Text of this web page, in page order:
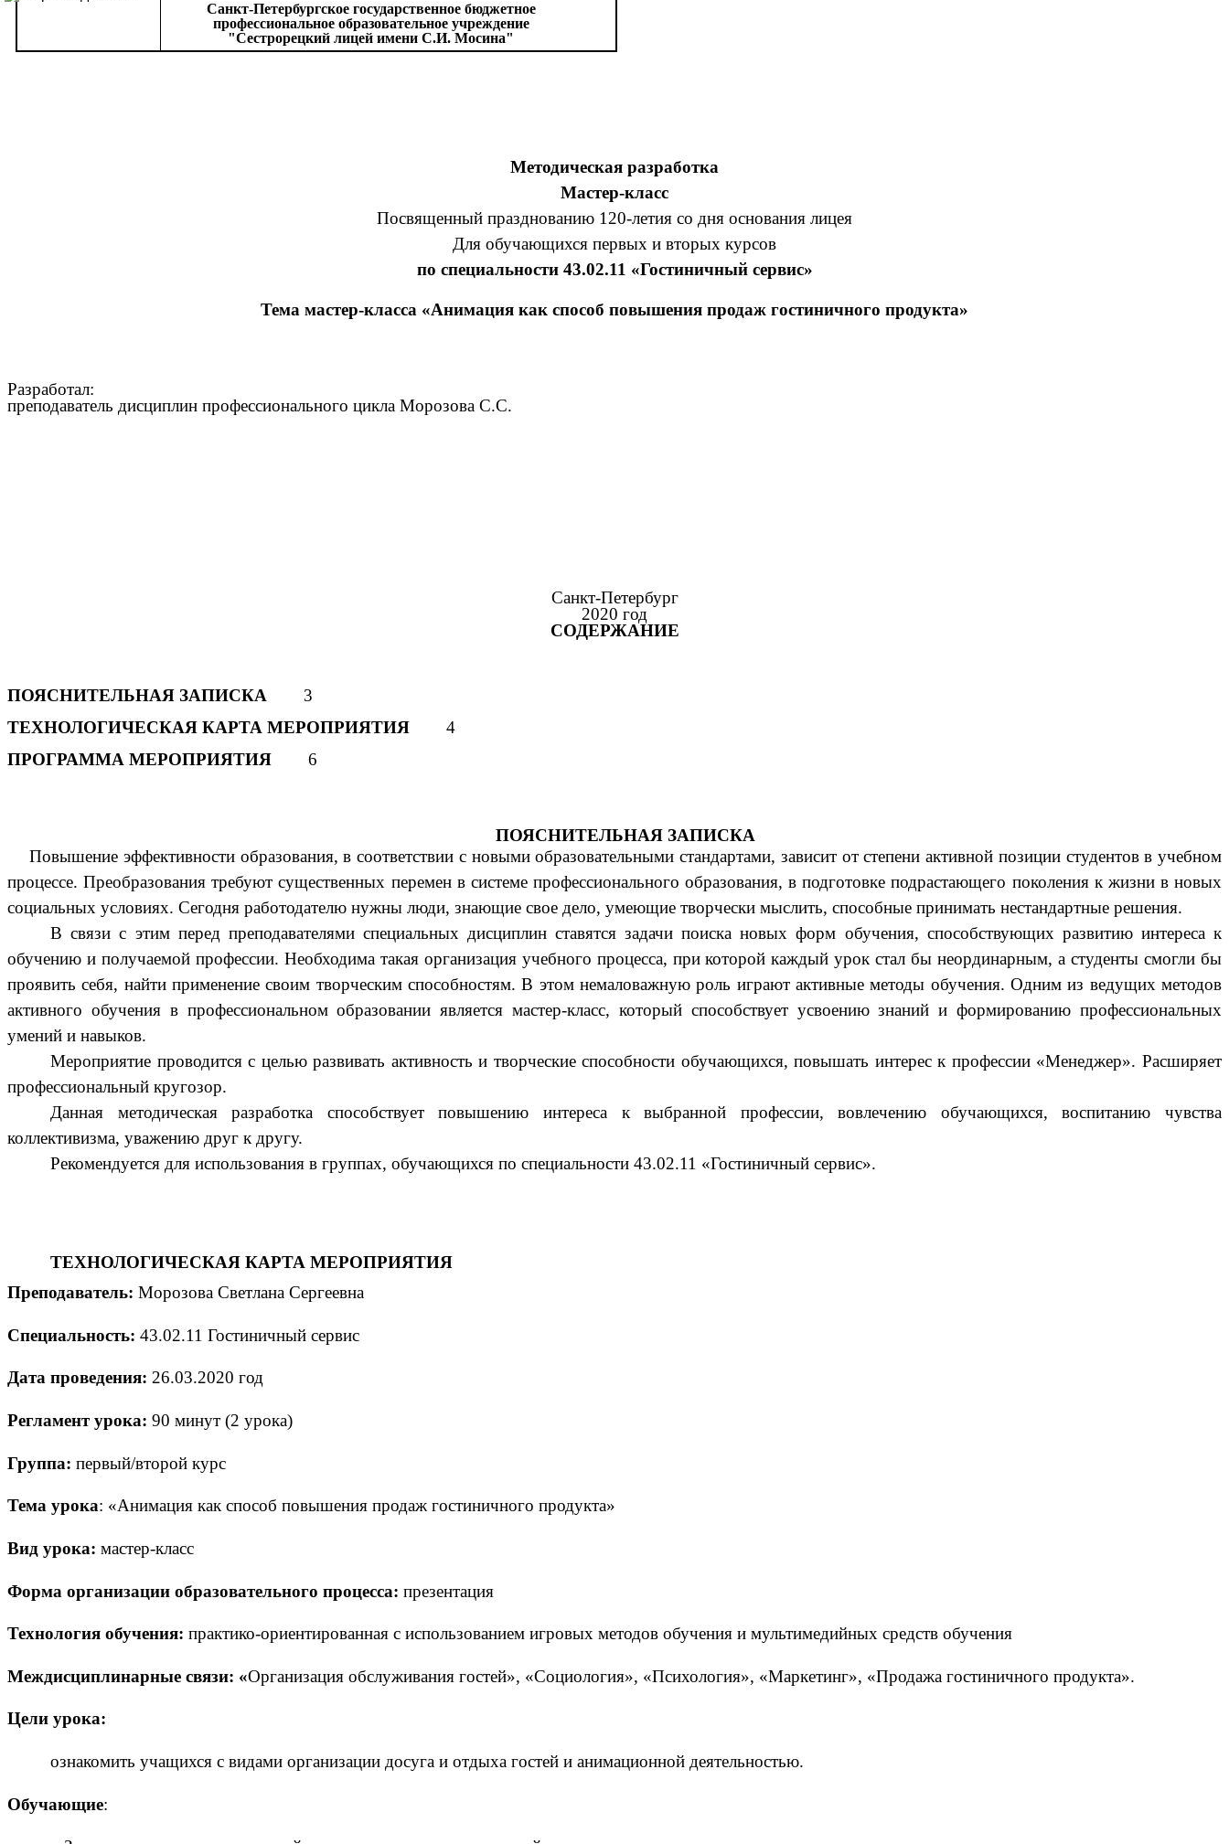
Санкт-Петербургское государственное бюджетное
профессиональное образовательное учреждение
"Сестрорецкий лицей имени С.И. Мосина"
Методическая разработка
Мастер-класс
Посвященный празднованию 120-летия со дня основания лицея
Для обучающихся первых и вторых курсов
по специальности 43.02.11 «Гостиничный сервис»
Тема мастер-класса «Анимация как способ повышения продаж гостиничного продукта»
Разработал:
преподаватель дисциплин профессионального цикла Морозова С.С.
Санкт-Петербург
2020 год
СОДЕРЖАНИЕ
ПОЯСНИТЕЛЬНАЯ ЗАПИСКА 3
ТЕХНОЛОГИЧЕСКАЯ КАРТА МЕРОПРИЯТИЯ 4
ПРОГРАММА МЕРОПРИЯТИЯ 6
ПОЯСНИТЕЛЬНАЯ ЗАПИСКА
Повышение эффективности образования, в соответствии с новыми образовательными стандартами, зависит от степени активной позиции студентов в учебном
процессе. Преобразования требуют существенных перемен в системе профессионального образования, в подготовке подрастающего поколения к жизни в новых
социальных условиях. Сегодня работодателю нужны люди, знающие свое дело, умеющие творчески мыслить, способные принимать нестандартные решения.
В связи с этим перед преподавателями специальных дисциплин ставятся задачи поиска новых форм обучения, способствующих развитию интереса к
обучению и получаемой профессии. Необходима такая организация учебного процесса, при которой каждый урок стал бы неординарным, а студенты смогли бы
проявить себя, найти применение своим творческим способностям. В этом немаловажную роль играют активные методы обучения. Одним из ведущих методов
активного обучения в профессиональном образовании является мастер-класс, который способствует усвоению знаний и формированию профессиональных
умений и навыков.
Мероприятие проводится с целью развивать активность и творческие способности обучающихся, повышать интерес к профессии «Менеджер». Расширяет
профессиональный кругозор.
Данная методическая разработка способствует повышению интереса к выбранной профессии, вовлечению обучающихся, воспитанию чувства
коллективизма, уважению друг к другу.
Рекомендуется для использования в группах, обучающихся по специальности 43.02.11 «Гостиничный сервис».
ТЕХНОЛОГИЧЕСКАЯ КАРТА МЕРОПРИЯТИЯ
Преподаватель: Морозова Светлана Сергеевна
Специальность: 43.02.11 Гостиничный сервис
Дата проведения: 26.03.2020 год
Регламент урока: 90 минут (2 урока)
Группа: первый/второй курс
Тема урока: «Анимация как способ повышения продаж гостиничного продукта»
Вид урока: мастер-класс
Форма организации образовательного процесса: презентация
Технология обучения: практико-ориентированная с использованием игровых методов обучения и мультимедийных средств обучения
Междисциплинарные связи: «Организация обслуживания гостей», «Социология», «Психология», «Маркетинг», «Продажа гостиничного продукта».
Цели урока:
ознакомить учащихся с видами организации досуга и отдыха гостей и анимационной деятельностью.
Обучающие: